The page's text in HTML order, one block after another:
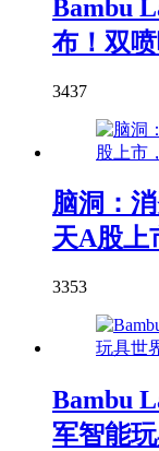
Bambu
布！双
3437
脑洞：
天A股上
3353
Bambu
军智能